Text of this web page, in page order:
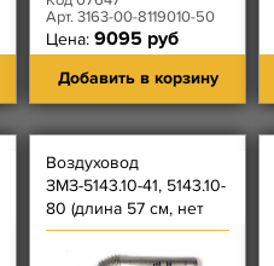
Арт. 3163-00-8119010-50
Цена: 9095 руб
Добавить в корзину
Воздуховод
ЗМЗ-5143.10-41, 5143.10-
80 (длина 57 см, нет
фланцев с обеих
сторон, загнут на 90